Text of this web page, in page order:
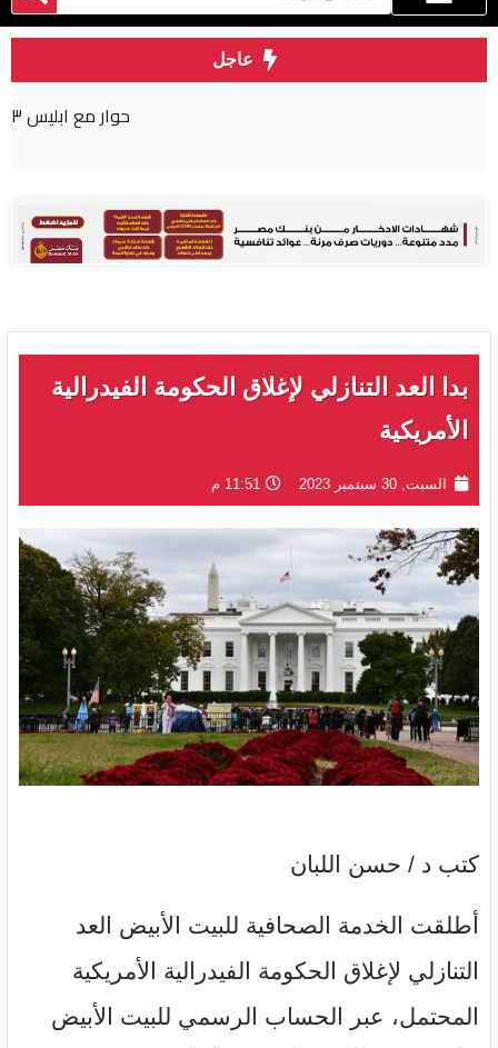
عاجل
بدا العد التنازلي لإغلاق الحكومة الفيدرالية
الأمريكية
السبت, 30 سبتمبر 2023 11:51 م
كتب د / حسن اللبان
أطلقت الخدمة الصحافية للبيت الأبيض العد
التنازلي لإغلاق الحكومة الفيدرالية الأمريكية
المحتمل، عبر الحساب الرسمي للبيت الأبيض